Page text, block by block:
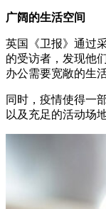
广阔的生活空间
英国《卫报》通过
的受访者，发现他
办公需要宽敞的生
同时，疫情使得一
以及充足的活动场